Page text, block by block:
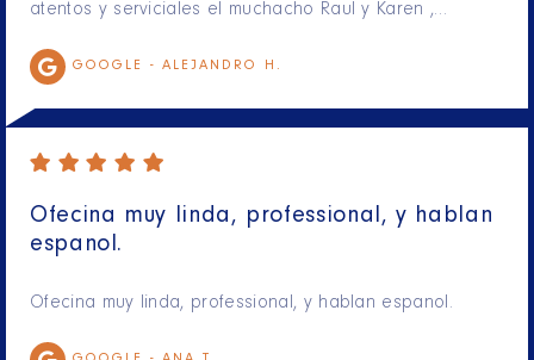
atentos y serviciales el muchacho Raul y Karen ,…
GOOGLE - ALEJANDRO H.
Ofecina muy linda, professional, y hablan
espanol.
Ofecina muy linda, professional, y hablan espanol.